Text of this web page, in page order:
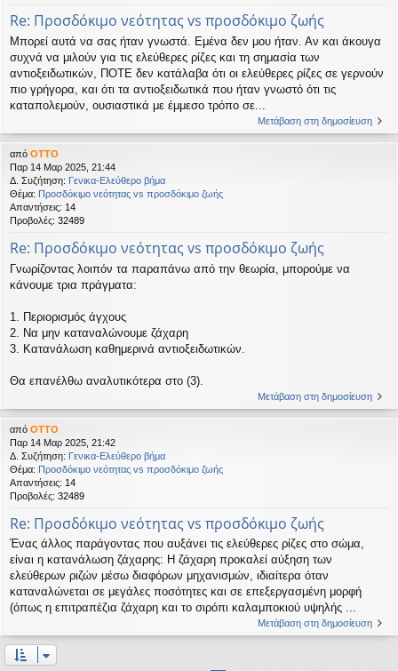
Re: Προσδόκιμο νεότητας vs προσδόκιμο ζωής
Μπορεί αυτά να σας ήταν γνωστά. Εμένα δεν μου ήταν. Αν και άκουγα
συχνά να μιλούν για τις ελεύθερες ρίζες και τη σημασία των
αντιοξειδωτικών, ΠΟΤΕ δεν κατάλαβα ότι οι ελεύθερες ρίζες σε γερνούν
πιο γρήγορα, και ότι τα αντιοξειδωτικά που ήταν γνωστό ότι τις
καταπολεμούν, ουσιαστικά με έμμεσο τρόπο σε...
Μετάβαση στη δημοσίευση
από OTTO
Παρ 14 Μαρ 2025, 21:44
Δ. Συζήτηση: Γενικα-Ελεύθερο βήμα
Θέμα: Προσδόκιμο νεότητας vs προσδόκιμο ζωής
Απαντήσεις: 14
Προβολές: 32489
Re: Προσδόκιμο νεότητας vs προσδόκιμο ζωής
Γνωρίζοντας λοιπόν τα παραπάνω από την θεωρία, μπορούμε να
κάνουμε τρια πράγματα:
1. Περιορισμός άγχους
2. Να μην καταναλώνουμε ζάχαρη
3. Κατανάλωση καθημερινά αντιοξειδωτικών.
Θα επανέλθω αναλυτικότερα στο (3).
Μετάβαση στη δημοσίευση
από OTTO
Παρ 14 Μαρ 2025, 21:42
Δ. Συζήτηση: Γενικα-Ελεύθερο βήμα
Θέμα: Προσδόκιμο νεότητας vs προσδόκιμο ζωής
Απαντήσεις: 14
Προβολές: 32489
Re: Προσδόκιμο νεότητας vs προσδόκιμο ζωής
Ένας άλλος παράγοντας που αυξάνει τις ελεύθερες ρίζες στο σώμα,
είναι η κατανάλωση ζάχαρης: Η ζάχαρη προκαλεί αύξηση των
ελεύθερων ριζών μέσω διαφόρων μηχανισμών, ιδιαίτερα όταν
καταναλώνεται σε μεγάλες ποσότητες και σε επεξεργασμένη μορφή
(όπως η επιτραπέζια ζάχαρη και το σιρόπι καλαμποκιού υψηλής ...
Μετάβαση στη δημοσίευση